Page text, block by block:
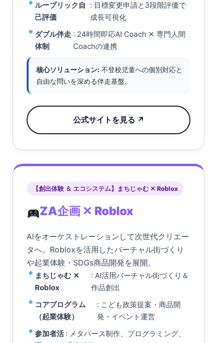
ルーブリック自
己評価
: 目標変更申請と3段階評価で
成長可視化
ダブル伴走
体制
: 24時間即応AI Coach ✕ 専門人間
Coachの連携
核心ソリューション: 不登校児童への個別対応と
自由な問いを深める伴走基盤。
公式サイトを見る ↗
【創出体験 ＆ エコシステム】まちじゃむ ✕ Roblox
ZA企画 ✕ Roblox
AIをオーケストレーションして次世代クリエー
タへ。Robloxを活用したバーチャル街づくり
や起業体験・SDGs商品開発を展開。
まちじゃむ ✕
Roblox
: AI活用バーチャル街づくり＆
作品創出
コアプログラム
（起業体験）
: こども政策提案・商品開
発・イベント運営
参加者活: メタバース制作、プログラミング、